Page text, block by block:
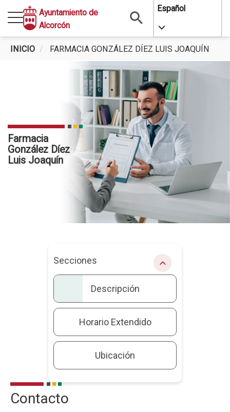
contenido
principal
Ayuntamiento de
Alcorcón
Español
Toggle
INICIO FARMACIA GONZÁLEZ DÍEZ LUIS JOAQUÍN
Farmacia
González Díez
Luis Joaquín
Secciones chevron_right
Descripción
Horario Extendido
Ubicación
Descripción
Contacto